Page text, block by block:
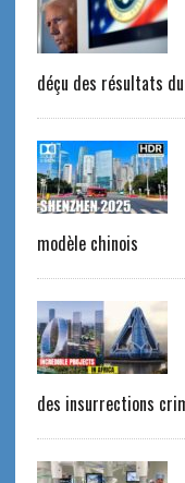
déçu des résultats
modèle chinois
des insurrections